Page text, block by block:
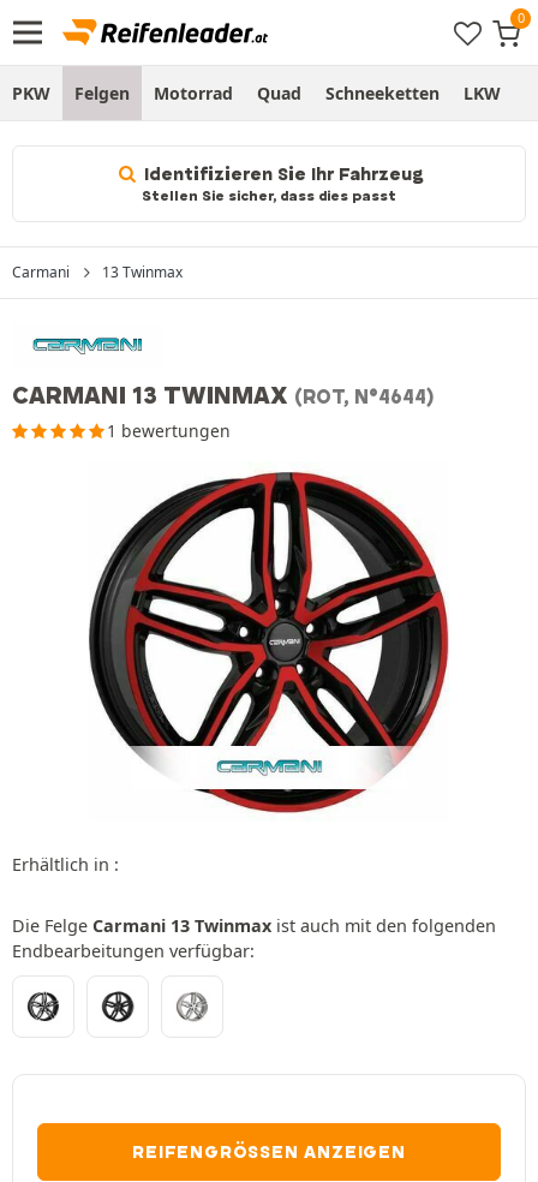
PKW Felgen Motorrad Quad Schneeketten LKW
Identifizieren Sie Ihr Fahrzeug
Stellen Sie sicher, dass dies passt
Carmani 13 Twinmax
CARMANI 13 TWINMAX (ROT, N°4644)
1 bewertungen
Erhältlich in :
Die Felge Carmani 13 Twinmax ist auch mit den folgenden
Endbearbeitungen verfügbar:
REIFENGRÖSSEN ANZEIGEN